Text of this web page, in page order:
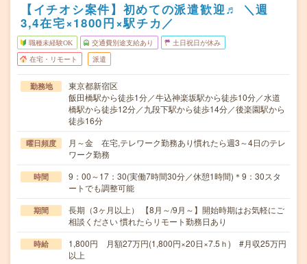
【イチオシ案件】初めての派遣歓迎♬ ＼週
3,4在宅×1800円×駅チカ／
職種未経験OK 交通費別途支給あり 土日祝日が休み
在宅・リモート 派遣
勤務地
東京都新宿区
飯田橋駅から徒歩1分／牛込神楽坂駅から徒歩10分／水道
橋駅から徒歩12分／九段下駅から徒歩14分／後楽園駅から
徒歩16分
曜日頻度
月～金 在宅,テレワーク勤務あり慣れたら週3～4日のテレ
ワーク勤務
時間
9：00～17：30(実働7時間30分／休憩1時間)＊9：30スタ
ートでも調整可能
期間
長期（3ヶ月以上） 【8月～/9月～】開始時期はお気軽にご
相談ください 慣れたらリモート勤務日あり
時給
1,800円 月額27万円(1,800円×20日×7.5ｈ) #月収25万円
以上